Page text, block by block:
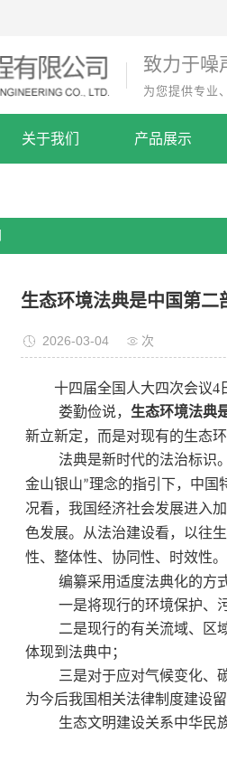
致力于噪
为您提供专业
关于我们 产品展示
生态环境法典是中国第二
2026-03-04 次
十四届全国人大四次会议4
娄勤俭说， 生态环境法典
新立新定，而是对现有的生态
法典是新时代的法治标识
金山银山”理念的指引下，中国
况看，我国经济社会发展进入
色发展。从法治建设看，以往
性、整体性、协同性、时效性。
编纂采用适度法典化的方
一是将现行的环境保护、
二是现行的有关流域、区
体现到法典中；
三是对于应对气候变化、
为今后我国相关法律制度建设
生态文明建设关系中华民